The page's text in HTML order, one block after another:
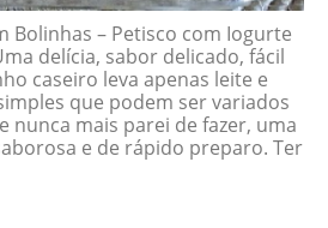
Bolinhas – Petisco com Iogurte
delícia, sabor delicado, fácil
caseiro leva apenas leite e
que podem ser variados
nunca mais parei de fazer, uma
e de rápido preparo. Ter